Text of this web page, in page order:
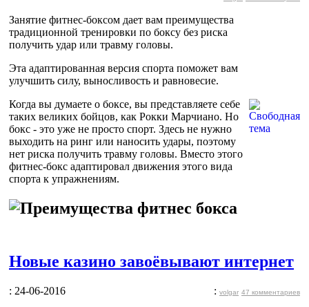
Занятие фитнес-боксом дает вам преимущества
традиционной тренировки по боксу без риска
получить удар или травму головы.
Эта адаптированная версия спорта поможет вам
улучшить силу, выносливость и равновесие.
Когда вы думаете о боксе, вы представляете себе
таких великих бойцов, как Рокки Марчиано. Но
бокс - это уже не просто спорт. Здесь не нужно
выходить на ринг или наносить удары, поэтому
нет риска получить травму головы. Вместо этого
фитнес-бокс адаптировал движения этого вида
спорта к упражнениям.
Новые казино завоёвывают интернет
: 24-06-2016 : volgar 47 комментариев